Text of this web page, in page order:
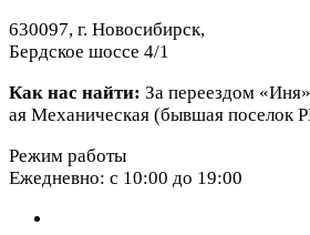
630097, г. Новосибирск,
Бердское шоссе 4/1
Как нас найти: За переездом
ая Механическая (бывшая поселок
Режим работы
Ежедневно: с 10:00 до 19:00